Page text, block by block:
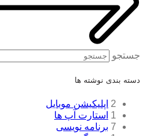
جستجو
دسته بندی نوشته ها
2 اپلیکیشن موبایل
1 استارت آپ ها
7 برنامه نویسی